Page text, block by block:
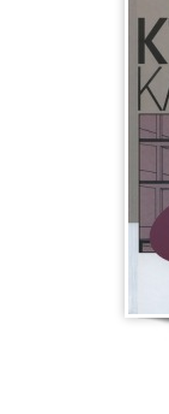
Delphi -
Visual Basic
C++, Visual C++
Cobol -